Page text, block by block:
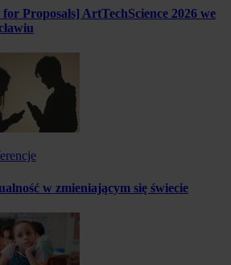
Proposals] ArtTechScience 2026 we
w zmieniającym się świecie